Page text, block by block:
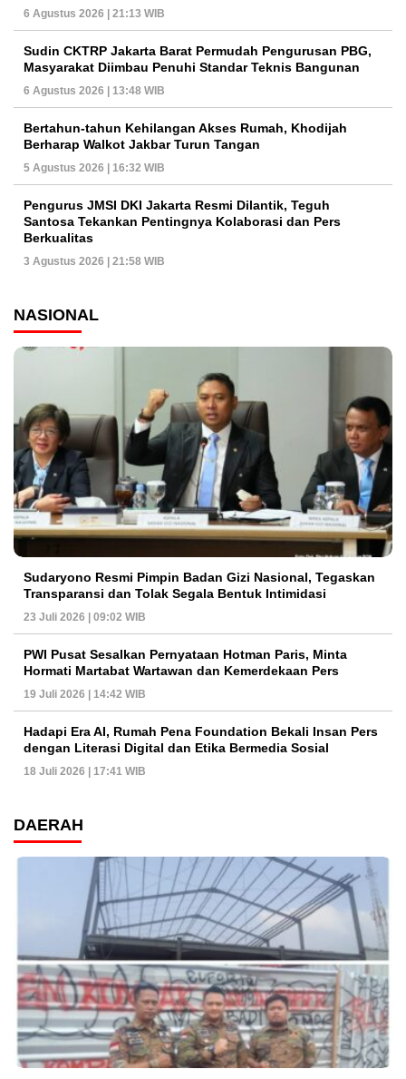
6 Agustus 2026 | 21:13 WIB
Sudin CKTRP Jakarta Barat Permudah Pengurusan PBG,
Masyarakat Diimbau Penuhi Standar Teknis Bangunan
6 Agustus 2026 | 13:48 WIB
Bertahun-tahun Kehilangan Akses Rumah, Khodijah
Berharap Walkot Jakbar Turun Tangan
5 Agustus 2026 | 16:32 WIB
Pengurus JMSI DKI Jakarta Resmi Dilantik, Teguh
Santosa Tekankan Pentingnya Kolaborasi dan Pers
Berkualitas
3 Agustus 2026 | 21:58 WIB
NASIONAL
Sudaryono Resmi Pimpin Badan Gizi Nasional, Tegaskan
Transparansi dan Tolak Segala Bentuk Intimidasi
23 Juli 2026 | 09:02 WIB
PWI Pusat Sesalkan Pernyataan Hotman Paris, Minta
Hormati Martabat Wartawan dan Kemerdekaan Pers
19 Juli 2026 | 14:42 WIB
Hadapi Era AI, Rumah Pena Foundation Bekali Insan Pers
dengan Literasi Digital dan Etika Bermedia Sosial
18 Juli 2026 | 17:41 WIB
DAERAH